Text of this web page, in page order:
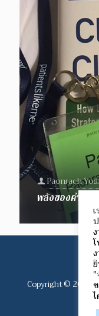
Paonrach
พลังของคำ The
Copyright © 2012-